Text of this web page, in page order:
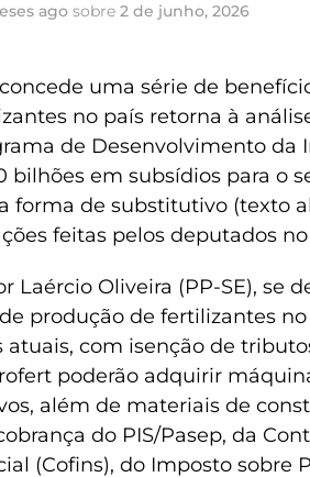
ago sobre 2 de junho, 2026
uma série de
no país retorna à
de Desenvolvimento da
bilhões em subsídios para o
forma de substitutivo (texto
feitas pelos deputados
Laércio Oliveira (PP-SE), se
produção de fertilizantes
atuais, com isenção de
poderão adquirir
além de materiais de
do PIS/Pasep, da
(Cofins), do Imposto sobre